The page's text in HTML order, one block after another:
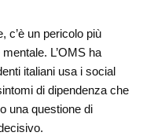
c’è un pericolo più
L’OMS ha
italiani usa i social
di dipendenza che
una questione di